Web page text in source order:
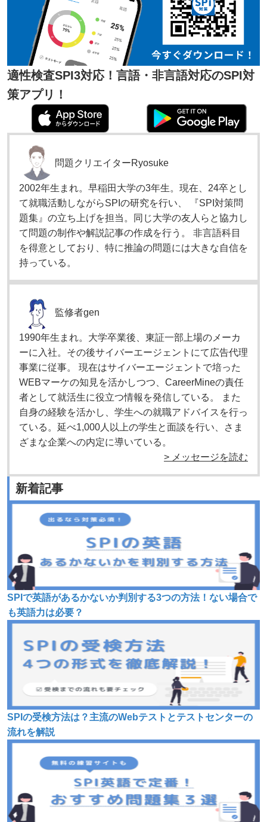
適性検査SPI3対応！言語・非言語対応のSPI対
策アプリ！
問題クリエイターRyosuke
2002年生まれ。早稲田大学の3年生。現在、24卒とし
て就職活動しながらSPIの研究を行い、 『SPI対策問
題集』の立ち上げを担当。同じ大学の友人らと協力し
て問題の制作や解説記事の作成を行う。 非言語科目
を得意としており、特に推論の問題には大きな自信を
持っている。
監修者gen
1990年生まれ。大学卒業後、東証一部上場のメーカ
ーに入社。その後サイバーエージェントにて広告代理
事業に従事。 現在はサイバーエージェントで培った
WEBマーケの知見を活かしつつ、CareerMineの責任
者として就活生に役立つ情報を発信している。 また
自身の経験を活かし、学生への就職アドバイスを行っ
ている。延べ1,000人以上の学生と面談を行い、さま
ざまな企業への内定に導いている。
> メッセージを読む
新着記事
SPIで英語があるかないか判別する3つの方法！ない場合で
も英語力は必要？
SPIの受検方法は？主流のWebテストとテストセンターの
流れを解説